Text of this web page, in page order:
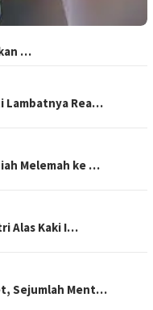
…
Lambatnya Rea…
Melemah ke …
Alas Kaki I…
Sejumlah Ment…